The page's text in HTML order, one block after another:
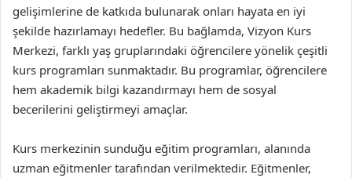
gelişimlerine de katkıda bulunarak onları hayata en iyi
şekilde hazırlamayı hedefler. Bu bağlamda, Vizyon Kurs
Merkezi, farklı yaş gruplarındaki öğrencilere yönelik çeşitli
kurs programları sunmaktadır. Bu programlar, öğrencilere
hem akademik bilgi kazandırmayı hem de sosyal
becerilerini geliştirmeyi amaçlar.
Kurs merkezinin sunduğu eğitim programları, alanında
uzman eğitmenler tarafından verilmektedir. Eğitmenler,